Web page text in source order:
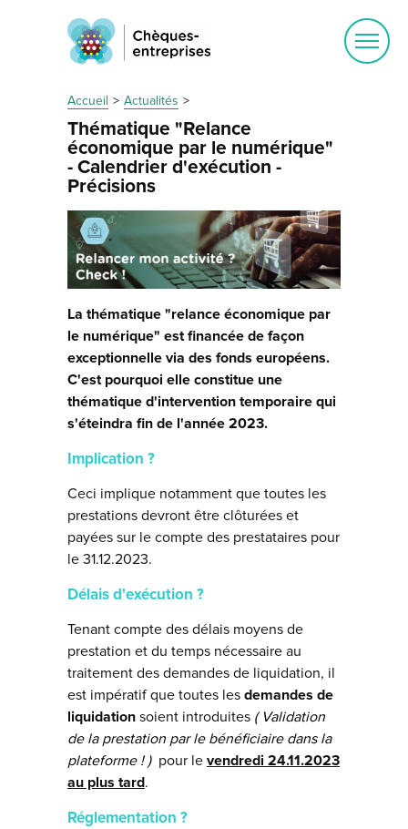
Accueil Actualités
Thématique "Relance
économique par le numérique"
- Calendrier d'exécution -
Précisions
La thématique "relance économique par
le numérique" est financée de façon
exceptionnelle via des fonds européens.
C'est pourquoi elle constitue une
thématique d'intervention temporaire qui
s'éteindra fin de l'année 2023.
Implication ?
Ceci implique notamment que toutes les
prestations devront être clôturées et
payées sur le compte des prestataires pour
le 31.12.2023.
Délais d'exécution ?
Tenant compte des délais moyens de
prestation et du temps nécessaire au
traitement des demandes de liquidation, il
est impératif que toutes les demandes de
liquidation soient introduites ( Validation
de la prestation par le bénéficiaire dans la
plateforme ! )pour le vendredi 24.11.2023
au plus tard.
Réglementation ?
Ouvrir
le